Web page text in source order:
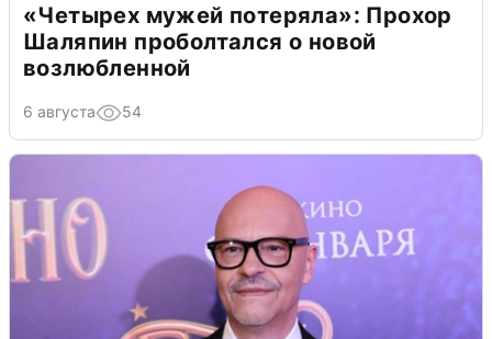
«Четырех мужей потеряла»: Прохор
Шаляпин проболтался о новой
возлюбленной
6 августа 54